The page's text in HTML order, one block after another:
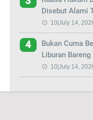
Disebut Alami
10|July 14,
4
Bukan Cuma
Liburan
10|July 14,